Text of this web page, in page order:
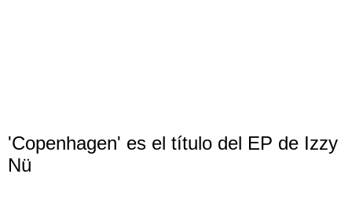
'Copenhagen' es el título del EP de Izzy
Nü